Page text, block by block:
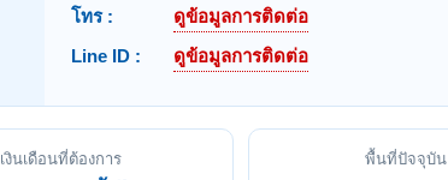
โทร :
ดูข้อมูลการติดต่อ
Line ID :
ดูข้อมูลการติดต่อ
เงินเดือนที่ต้องการ พื้นที่ปัจจุบัน